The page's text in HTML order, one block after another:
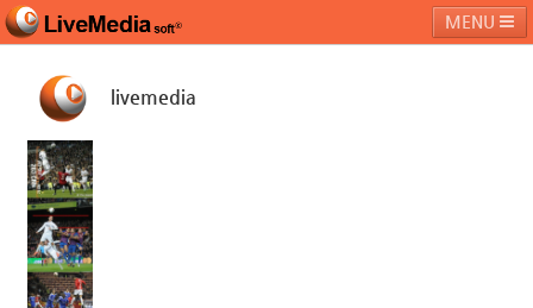
MENU
페밀리 사이트
livemedia